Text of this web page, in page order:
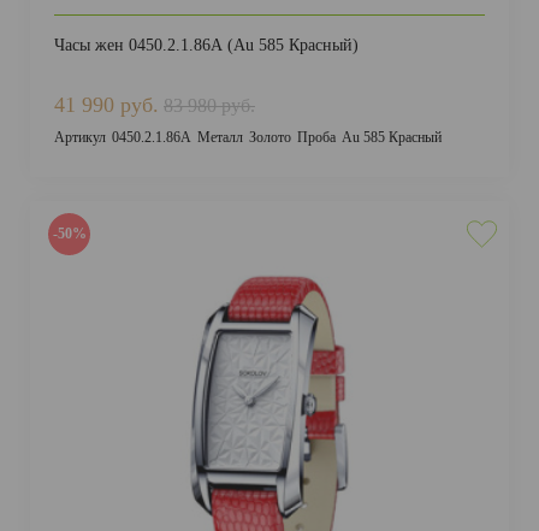
Часы жен 0450.2.1.86А (Au 585 Красный)
41 990 руб. 83 980 руб.
Артикул 0450.2.1.86А Металл Золото Проба Au 585 Красный
-50%